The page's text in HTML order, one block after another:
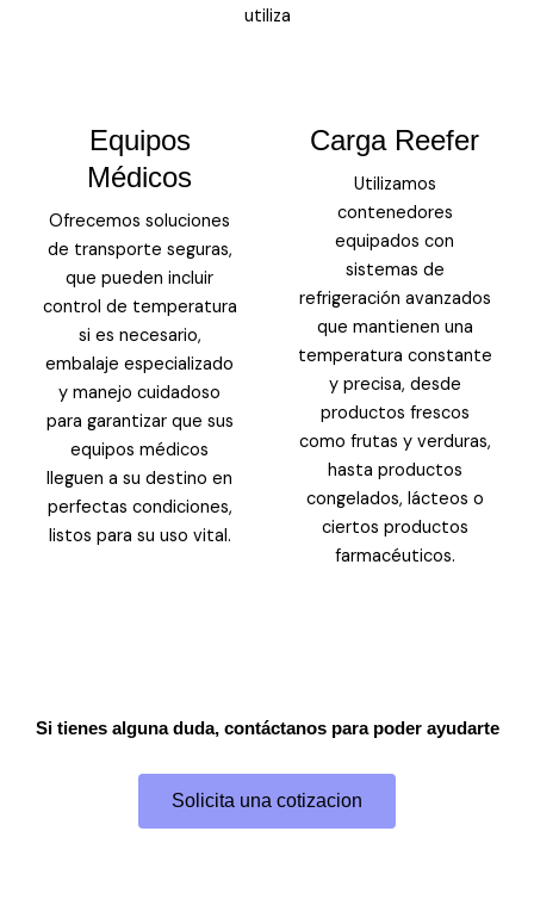
utiliza
Equipos
Médicos
Ofrecemos soluciones
de transporte seguras,
que pueden incluir
control de temperatura
si es necesario,
embalaje especializado
y manejo cuidadoso
para garantizar que sus
equipos médicos
lleguen a su destino en
perfectas condiciones,
listos para su uso vital.
Carga Reefer
Utilizamos
contenedores
equipados con
sistemas de
refrigeración avanzados
que mantienen una
temperatura constante
y precisa, desde
productos frescos
como frutas y verduras,
hasta productos
congelados, lácteos o
ciertos productos
farmacéuticos.
Si tienes alguna duda, contáctanos para poder ayudarte
Solicita una cotizacion